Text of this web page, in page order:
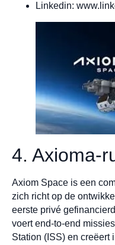
Linkedin:
4. Axioma-
Axiom Space is een
zich richt op de
eerste privé
voert end-to-end
Station (ISS) en creëert